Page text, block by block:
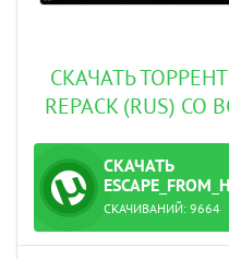
СКАЧАТЬ ТОРРЕНТ
REPACK (RUS)
СКАЧАТЬ
ТОРРЕНТ
СКАЧИВАНИЙ: 9664